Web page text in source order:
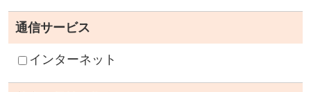
通信サービス
インターネット